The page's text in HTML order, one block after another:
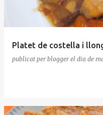
Platet de costella i
publicat per blogger el dia de